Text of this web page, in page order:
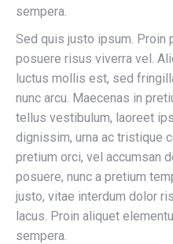
sempera.
Sed quis justo ipsum. Proin
posuere risus viverra vel.
luctus mollis est, sed
nunc arcu. Maecenas in
tellus vestibulum, laoreet
dignissim, urna ac tristique
pretium orci, vel accumsan
posuere, nunc a pretium
justo, vitae interdum dolor
lacus. Proin aliquet
sempera.